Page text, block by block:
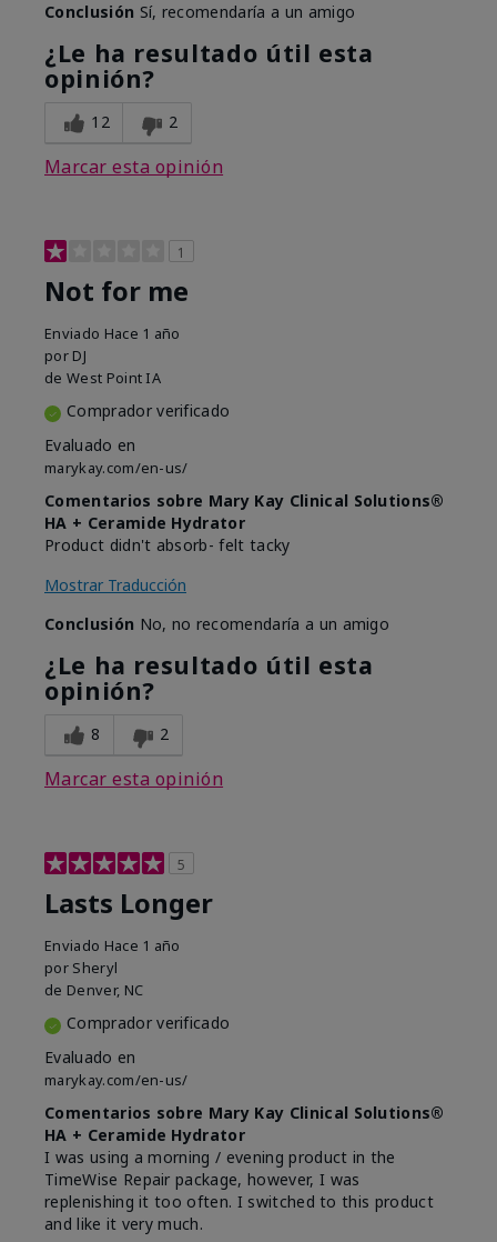
Conclusión Sí, recomendaría a un amigo
¿Le ha resultado útil esta
opinión?
12 2
Marcar esta opinión
1
Not for me
Enviado Hace 1 año
por DJ
de West Point IA
Comprador verificado
Evaluado en
marykay.com/en-us/
Comentarios sobre Mary Kay Clinical Solutions®
HA + Ceramide Hydrator
Product didn't absorb- felt tacky
Mostrar Traducción
Conclusión No, no recomendaría a un amigo
¿Le ha resultado útil esta
opinión?
8 2
Marcar esta opinión
5
Lasts Longer
Enviado Hace 1 año
por Sheryl
de Denver, NC
Comprador verificado
Evaluado en
marykay.com/en-us/
Comentarios sobre Mary Kay Clinical Solutions®
HA + Ceramide Hydrator
I was using a morning / evening product in the
TimeWise Repair package, however, I was
replenishing it too often. I switched to this product
and like it very much.